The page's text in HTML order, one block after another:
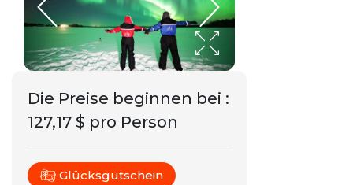
Die Preise beginnen bei :
127,17 $ pro Person
Glücksgutschein